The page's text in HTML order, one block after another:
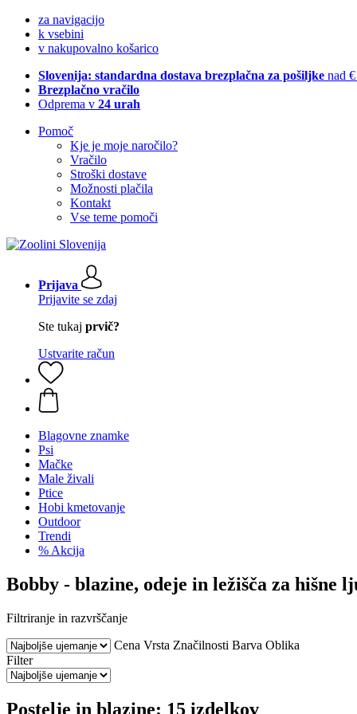
za navigacijo
k vsebini
v nakupovalno košarico
Slovenija: standardna dostava brezplačna za pošiljke nad
Brezplačno vračilo
Odprema v 24 urah
Pomoč
Kje je moje naročilo?
Vračilo
Stroški dostave
Možnosti plačila
Kontakt
Vse teme pomoči
Prijava
Prijavite se zdaj
Ste tukaj prvič?
Ustvarite račun
Blagovne znamke
Psi
Mačke
Male živali
Ptice
Hobi kmetovanje
Outdoor
Trendi
% Akcija
Bobby - blazine, odeje in ležišča za hišne
Filtriranje in razvrščanje
Cena Vrsta Značilnosti Barva Oblika
Filter
Postelje in blazine: 15 izdelkov